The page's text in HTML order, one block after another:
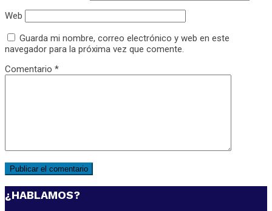
Web
Guarda mi nombre, correo electrónico y web en este
navegador para la próxima vez que comente.
Comentario *
¿HABLAMOS?